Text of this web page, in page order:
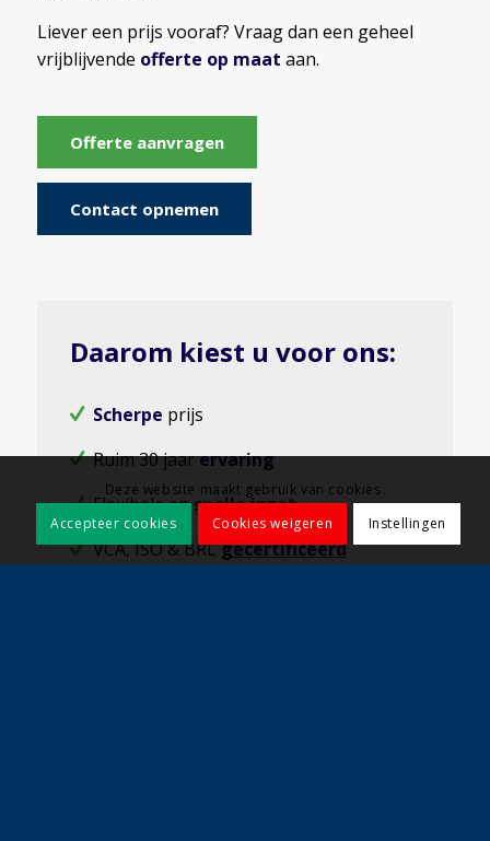
Liever een prijs vooraf? Vraag dan een geheel
vrijblijvende offerte op maat aan.
Offerte aanvragen
Contact opnemen
Daarom kiest u voor ons:
Scherpe prijs
Ruim 30 jaarervaring
Flexibele ensnelle inzet
VCA, ISO & BRLgecertificeerd
Deze website maakt gebruik van cookies.
Accepteer cookies
Cookies weigeren Instellingen